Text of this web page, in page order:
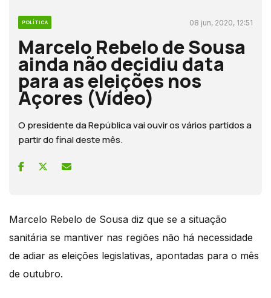
POLÍTICA 08 jun, 2020, 12:51
Marcelo Rebelo de Sousa
ainda não decidiu data
para as eleições nos
Açores (Vídeo)
O presidente da República vai ouvir os vários partidos a
partir do final deste mês.
Marcelo Rebelo de Sousa diz que se a situação
sanitária se mantiver nas regiões não há necessidade
de adiar as eleições legislativas, apontadas para o mês
de outubro.